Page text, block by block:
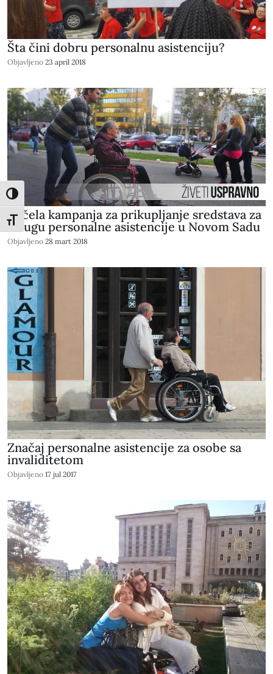
Toggle High Contrast
Toggle Font size
Šta čini dobru personalnu asistenciju?
Objavljeno 23 april 2018
Počela kampanja za prikupljanje sredstava za
uslugu personalne asistencije u Novom Sadu
Objavljeno 28 mart 2018
Značaj personalne asistencije za osobe sa
invaliditetom
Objavljeno 17 jul 2017